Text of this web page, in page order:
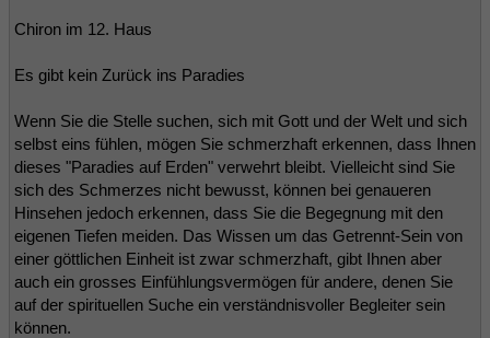
Chiron im 12. Haus
Es gibt kein Zurück ins Paradies
Wenn Sie die Stelle suchen, sich mit Gott und der Welt und sich
selbst eins fühlen, mögen Sie schmerzhaft erkennen, dass Ihnen
dieses "Paradies auf Erden" verwehrt bleibt. Vielleicht sind Sie
sich des Schmerzes nicht bewusst, können bei genaueren
Hinsehen jedoch erkennen, dass Sie die Begegnung mit den
eigenen Tiefen meiden. Das Wissen um das Getrennt-Sein von
einer göttlichen Einheit ist zwar schmerzhaft, gibt Ihnen aber
auch ein grosses Einfühlungsvermögen für andere, denen Sie
auf der spirituellen Suche ein verständnisvoller Begleiter sein
können.